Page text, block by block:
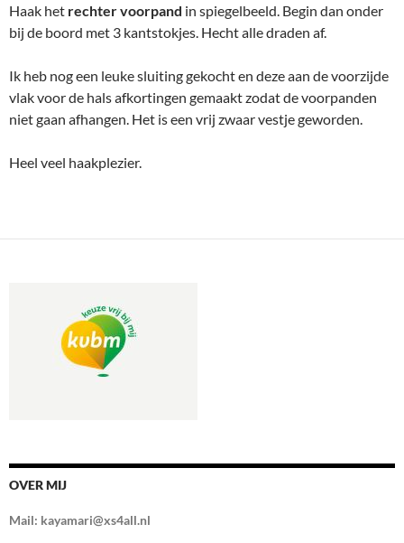
Haak het rechter voorpand in spiegelbeeld. Begin dan onder
bij de boord met 3 kantstokjes. Hecht alle draden af.
Ik heb nog een leuke sluiting gekocht en deze aan de voorzijde
vlak voor de hals afkortingen gemaakt zodat de voorpanden
niet gaan afhangen. Het is een vrij zwaar vestje geworden.
Heel veel haakplezier.
OVER MIJ
Mail: kayamari@xs4all.nl